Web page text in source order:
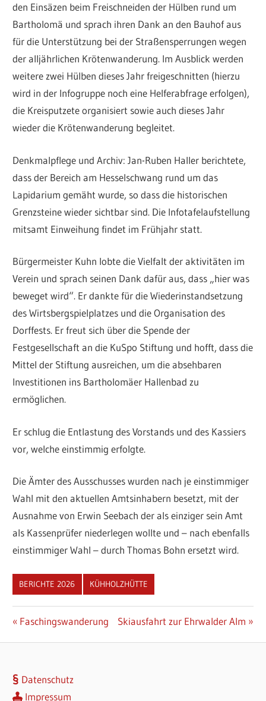
den Einsäzen beim Freischneiden der Hülben rund um
Bartholomä und sprach ihren Dank an den Bauhof aus
für die Unterstützung bei der Straßensperrungen wegen
der alljährlichen Krötenwanderung. Im Ausblick werden
weitere zwei Hülben dieses Jahr freigeschnitten (hierzu
wird in der Infogruppe noch eine Helferabfrage erfolgen),
die Kreisputzete organisiert sowie auch dieses Jahr
wieder die Krötenwanderung begleitet.
Denkmalpflege und Archiv: Jan-Ruben Haller berichtete,
dass der Bereich am Hesselschwang rund um das
Lapidarium gemäht wurde, so dass die historischen
Grenzsteine wieder sichtbar sind. Die Infotafelaufstellung
mitsamt Einweihung findet im Frühjahr statt.
Bürgermeister Kuhn lobte die Vielfalt der aktivitäten im
Verein und sprach seinen Dank dafür aus, dass „hier was
beweget wird“. Er dankte für die Wiederinstandsetzung
des Wirtsbergspielplatzes und die Organisation des
Dorffests. Er freut sich über die Spende der
Festgesellschaft an die KuSpo Stiftung und hofft, dass die
Mittel der Stiftung ausreichen, um die absehbaren
Investitionen ins Bartholomäer Hallenbad zu
ermöglichen.
Er schlug die Entlastung des Vorstands und des Kassiers
vor, welche einstimmig erfolgte.
Die Ämter des Ausschusses wurden nach je einstimmiger
Wahl mit den aktuellen Amtsinhabern besetzt, mit der
Ausnahme von Erwin Seebach der als einziger sein Amt
als Kassenprüfer niederlegen wollte und – nach ebenfalls
einstimmiger Wahl – durch Thomas Bohn ersetzt wird.
BERICHTE 2026 KÜHHOLZHÜTTE
Beitragsnavigation
Vorheriger
Faschingswanderung
Nächster
Skiausfahrt zur Ehrwalder Alm
Datenschutz
Impressum